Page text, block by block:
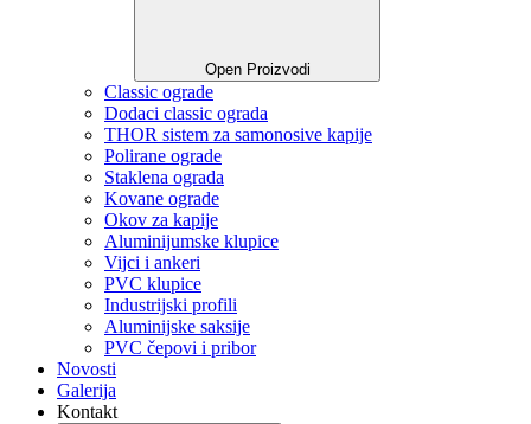
Open Proizvodi
Classic ograde
Dodaci classic ograda
THOR sistem za samonosive kapije
Polirane ograde
Staklena ograda
Kovane ograde
Okov za kapije
Aluminijumske klupice
Vijci i ankeri
PVC klupice
Industrijski profili
Aluminijske saksije
PVC čepovi i pribor
Novosti
Galerija
Kontakt